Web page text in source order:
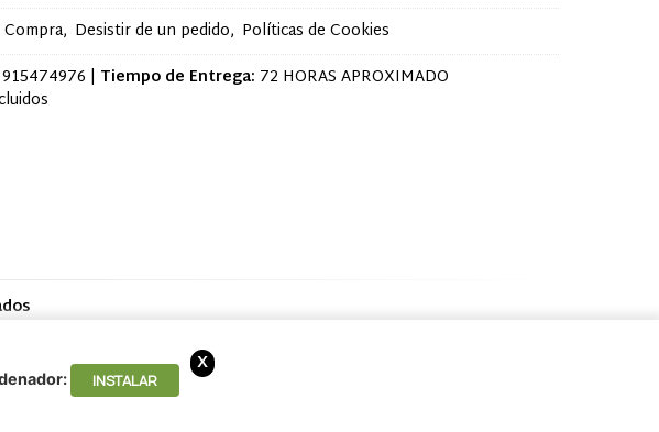
Desistir de un pedido Políticas de Cookies
915474976 | Tiempo de Entrega: 72 HORAS APROXIMADO
INSTALAR
X